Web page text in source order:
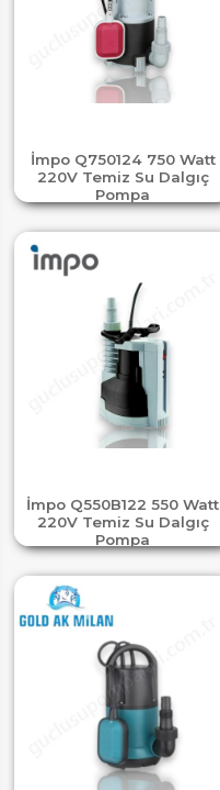
İmpo Q750124 750 Watt
220V Temiz Su Dalgıç
Pompa
İmpo Q550B122 550 Watt
220V Temiz Su Dalgıç
Pompa